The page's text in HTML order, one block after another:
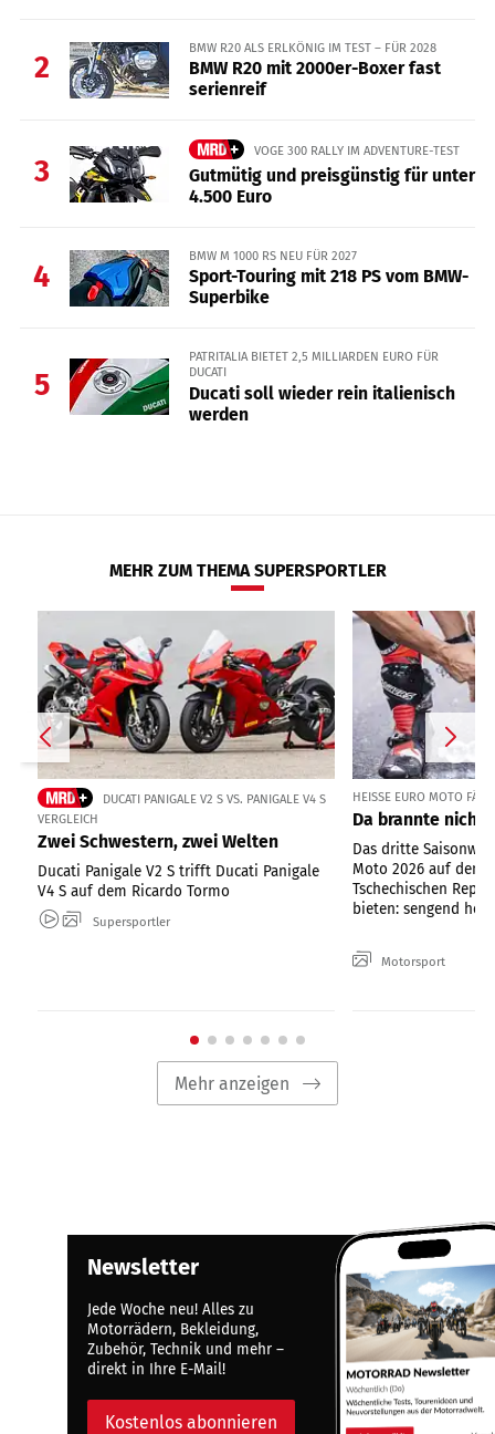
2
BMW R20 ALS ERLKÖNIG IM TEST – FÜR 2028
BMW R20 mit 2000er-Boxer fast
serienreif
3
VOGE 300 RALLY IM ADVENTURE-TEST
Gutmütig und preisgünstig für unter
4.500 Euro
4
BMW M 1000 RS NEU FÜR 2027
Sport-Touring mit 218 PS vom BMW-
Superbike
5
PATRITALIA BIETET 2,5 MILLIARDEN EURO FÜR
DUCATI
Ducati soll wieder rein italienisch
werden
MEHR ZUM THEMA SUPERSPORTLER
DUCATI PANIGALE V2 S VS. PANIGALE V4 S
VERGLEICH
Zwei Schwestern, zwei Welten
Ducati Panigale V2 S trifft Ducati Panigale
V4 S auf dem Ricardo Tormo
Supersportler
HEISSE EURO MOTO
Da brannte nicht
Das dritte
Moto 2026 auf dem
Tschechischen
bieten: sengend
Motorsport
Mehr anzeigen
Newsletter
Jede Woche neu! Alles zu
Motorrädern, Bekleidung,
Zubehör, Technik und mehr –
direkt in Ihre E-Mail!
Kostenlos abonnieren